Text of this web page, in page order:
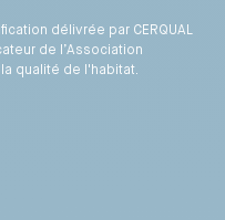
délivrée par CERQUAL
de l’Association
qualité de l'habitat.